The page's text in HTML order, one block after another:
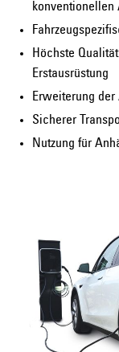
konventionellen
Höchste
Erstausrüstung
Erweiterung der
Sicherer
Nutzung für